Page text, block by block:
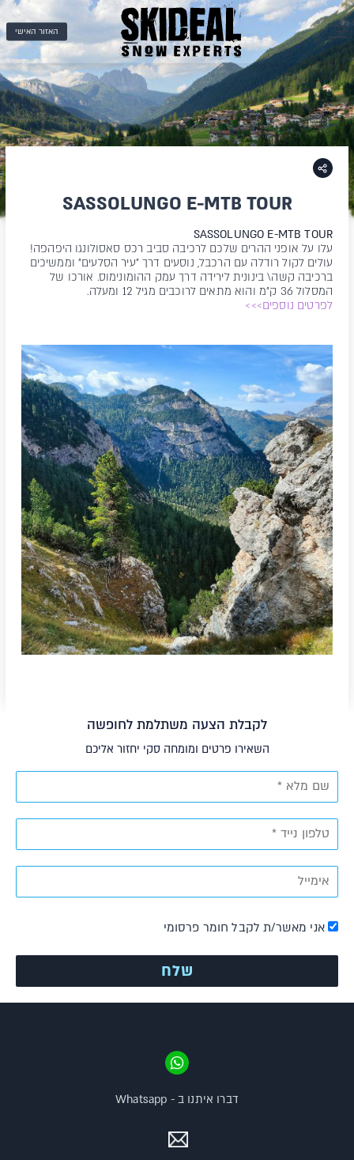
האזור האישי
SASSOLUNGO E-MTB TOUR
SASSOLUNGO E-MTB TOUR
עלו על אופני ההרים שלכם לרכיבה סביב רכס סאסולונגו היפהפה!
עולים לקול רודלה עם הרכבל, נוסעים דרך "עיר הסלעים" וממשיכים
ברכיבה קשה\ בינונית לירידה דרך עמק ההומונימוס. אורכו של
המסלול 36 ק"מ והוא מתאים לרוכבים מגיל 12 ומעלה.
לפרטים נוספים>>>
לקבלת הצעה משתלמת לחופשה
השאירו פרטים ומומחה סקי יחזור אליכם
אני מאשר/ת לקבל חומר פרסומי
דברו איתנו ב - Whatsapp